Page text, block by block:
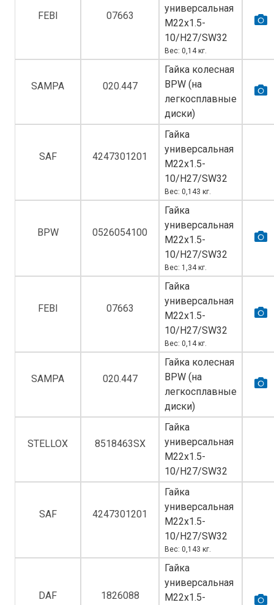
FEBI 07663
универсальная
M22х1.5-
10/H27/SW32
Вес: 0,14 кг.
SAMPA 020.447
Гайка колесная
BPW (на
легкосплавные
диски)
SAF 4247301201
Гайка
универсальная
M22х1.5-
10/H27/SW32
Вес: 0,143 кг.
BPW 0526054100
Гайка
универсальная
M22х1.5-
10/H27/SW32
Вес: 1,34 кг.
FEBI 07663
Гайка
универсальная
M22х1.5-
10/H27/SW32
Вес: 0,14 кг.
SAMPA 020.447
Гайка колесная
BPW (на
легкосплавные
диски)
STELLOX 8518463SX
Гайка
универсальная
M22х1.5-
10/H27/SW32
SAF 4247301201
Гайка
универсальная
M22х1.5-
10/H27/SW32
Вес: 0,143 кг.
DAF 1826088
Гайка
универсальная
M22х1.5-